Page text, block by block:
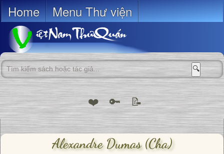
Home Menu Thư viện
🔍
❤️ 🔑 📝
Alexandre Dumas (cha)